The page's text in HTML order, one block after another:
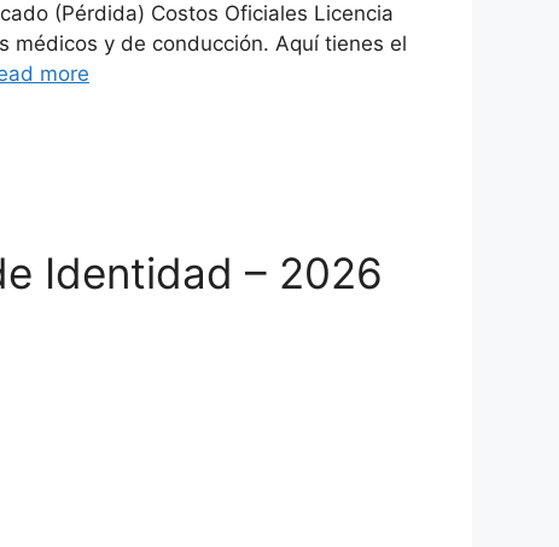
(Pérdida) Costos Oficiales Licencia
médicos y de conducción. Aquí tienes el
more
Identidad – 2026